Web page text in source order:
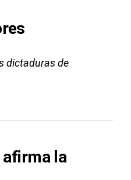
dictaduras de
afirma la